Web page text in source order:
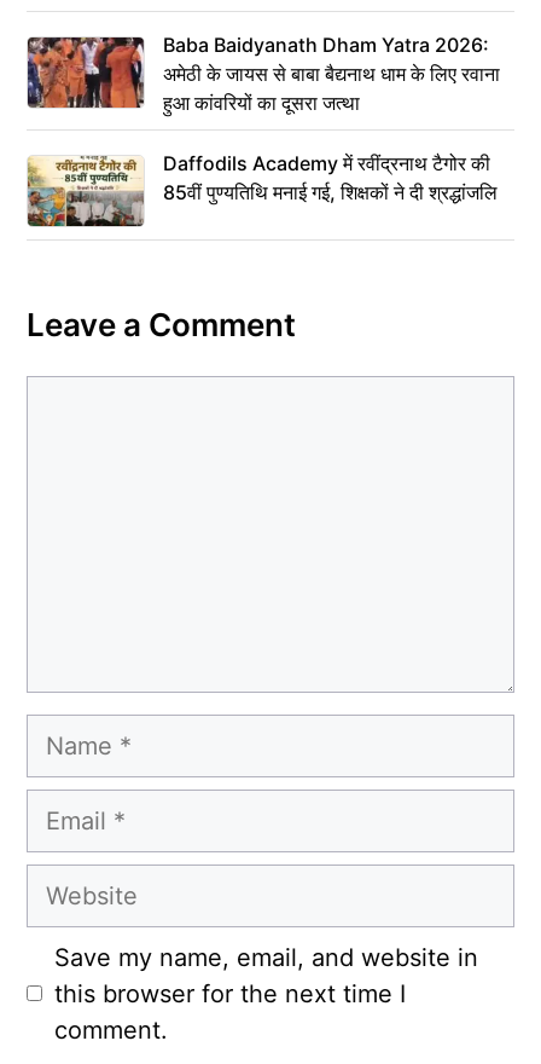
Baba Baidyanath Dham Yatra 2026:
अमेठी के जायस से बाबा बैद्यनाथ धाम के लिए रवाना
हुआ कांवरियों का दूसरा जत्था
Daffodils Academy में रवींद्रनाथ टैगोर की
85वीं पुण्यतिथि मनाई गई, शिक्षकों ने दी श्रद्धांजलि
Leave a Comment
Name
Email
Website
Save my name, email, and website in
this browser for the next time I
comment.